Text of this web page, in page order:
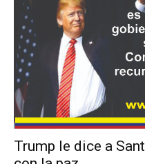
Trump le dice a